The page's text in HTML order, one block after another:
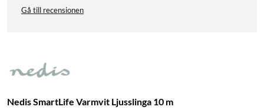
Gå till recensionen
Nedis SmartLife Varmvit Ljusslinga 10 m